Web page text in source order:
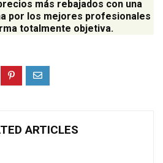
más rebajados con una
por los mejores profesionales
totalmente objetiva.
ARTICLES